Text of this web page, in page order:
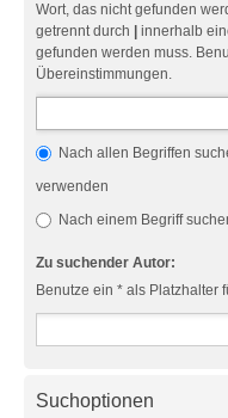
Wort, das nicht gefunden
getrennt durch
innerhalb
gefunden werden muss.
Übereinstimmungen.
Nach allen Begriffen
verwenden
Nach einem Begriff
Zu suchender Autor:
Benutze ein * als Platzhalter
Suchoptionen